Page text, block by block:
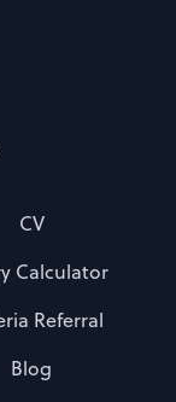
CV
Calculator
Referral
Blog